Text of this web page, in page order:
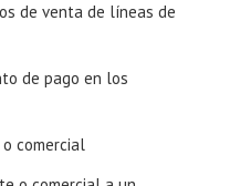
de venta de líneas de
de pago en los
comercial